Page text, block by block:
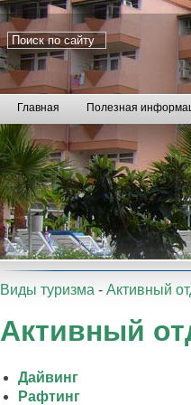
Главная Полезная
Виды туризма - Активный
Активный
Дайвинг
Рафтинг